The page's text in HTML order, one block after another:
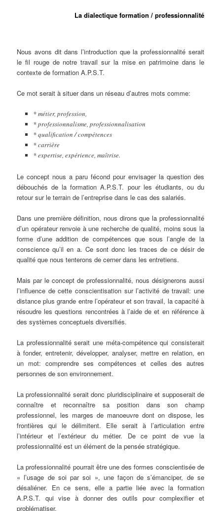
La dialectique formation / professionnalité
Nous avons dit dans l’introduction que la professionnalité serait
le fil rouge de notre travail sur la mise en patrimoine dans le
contexte de formation A.P.S.T.
Ce mot serait à situer dans un réseau d’autres mots comme:
* métier, profession,
* professionnalisme, professionnalisation
* qualification / compétences
* carrière
* expertise, expérience, maîtrise.
Le concept nous a paru fécond pour envisager la question des
débouchés de la formation A.P.S.T. pour les étudiants, ou du
retour sur le terrain de l’entreprise dans le cas des salariés.
Dans une première définition, nous dirons que la professionnalité
d’un opérateur renvoie à une recherche de qualité, moins sous la
forme d’une addition de compétences que sous l’angle de la
conscience qu’il en a. Ce sont donc les traces de ce désir de
qualité que nous tenterons de cerner dans les entretiens.
Mais par le concept de professionnalité, nous désignerons aussi
l’influence de cette conscientisation sur l’activité de travail: une
distance plus grande entre l’opérateur et son travail, la capacité à
résoudre les questions rencontrées à l’aide de et en référence à
des systèmes conceptuels diversifiés.
La professionnalité serait une méta-compétence qui consisterait
à fonder, entretenir, développer, analyser, mettre en relation, en
un mot: comprendre ses compétences et celles des autres
personnes de son environnement.
La professionnalité serait donc pluridisciplinaire et supposerait de
connaître et reconnaître sa position dans son champ
professionnel, les marges de manoeuvre dont on dispose, les
frontières qui le délimitent. Elle serait à l’articulation entre
l’intérieur et l’extérieur du métier. De ce point de vue la
professionnalité est un élément de la pensée stratégique.
La professionnalité pourrait être une des formes conscientisée de
« l’usage de soi par soi », une façon de s’émanciper, de se
désaliéner. En ce sens, elle a partie liée avec la formation
A.P.S.T. qui vise à donner des outils pour complexifier et
problématiser.